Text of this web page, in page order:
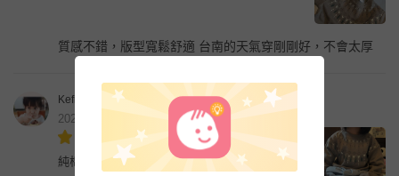
質感不錯，版型寬鬆舒適 台南的天氣穿剛剛好，不會太厚
Kefi Mai
2022年11月
純棉 百搭印花長袖大學T-民族圖騰-灰棕